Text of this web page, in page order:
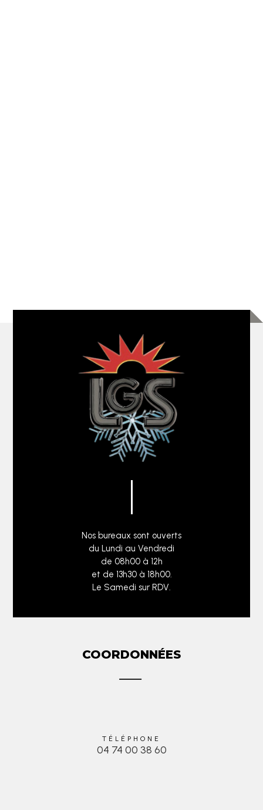
Nos bureaux sont ouverts
du Lundi au Vendredi
de 08h00 à 12h
et de 13h30 à 18h00.
Le Samedi sur RDV.
COORDONNÉES
TÉLÉPHONE
04 74 00 38 60